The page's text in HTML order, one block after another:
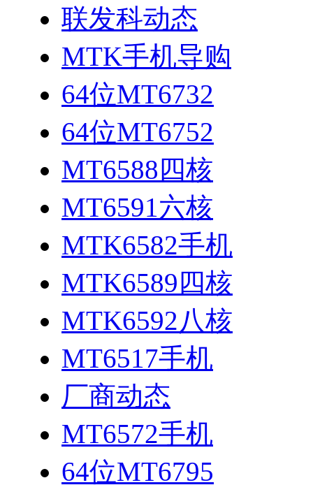
联发科动态
MTK手机导购
64位MT6732
64位MT6752
MT6588四核
MT6591六核
MTK6582手机
MTK6589四核
MTK6592八核
MT6517手机
厂商动态
MT6572手机
64位MT6795